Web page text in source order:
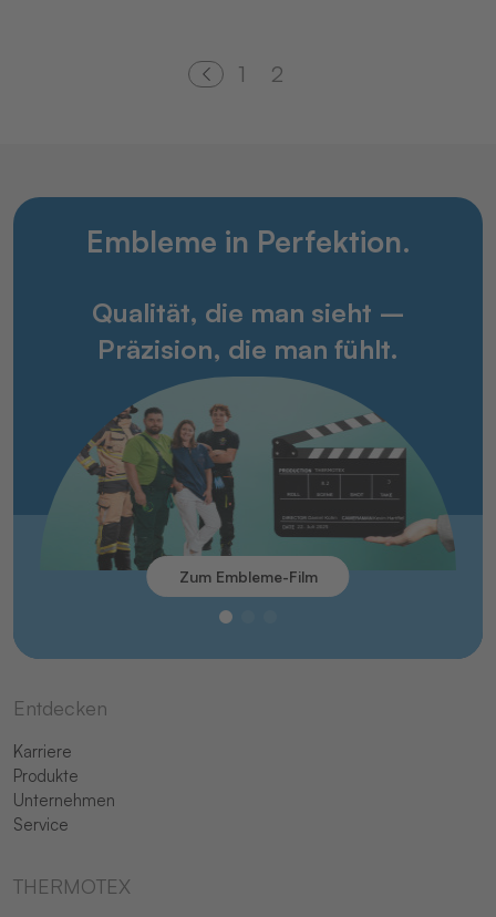
1 2
Embleme in Perfektion.
Qualität, die man sieht –
Präzision, die man fühlt.
Zum Embleme-Film
Entdecken
Karriere
Produkte
Unternehmen
Service
THERMOTEX